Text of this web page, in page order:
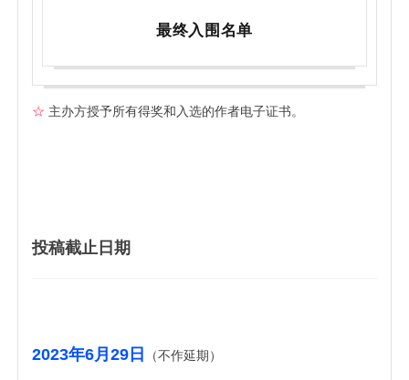
最终入围名单
☆ 主办方授予所有得奖和入选的作者电子证书。
投稿截止日期
2023年6月29日 （不作延期）